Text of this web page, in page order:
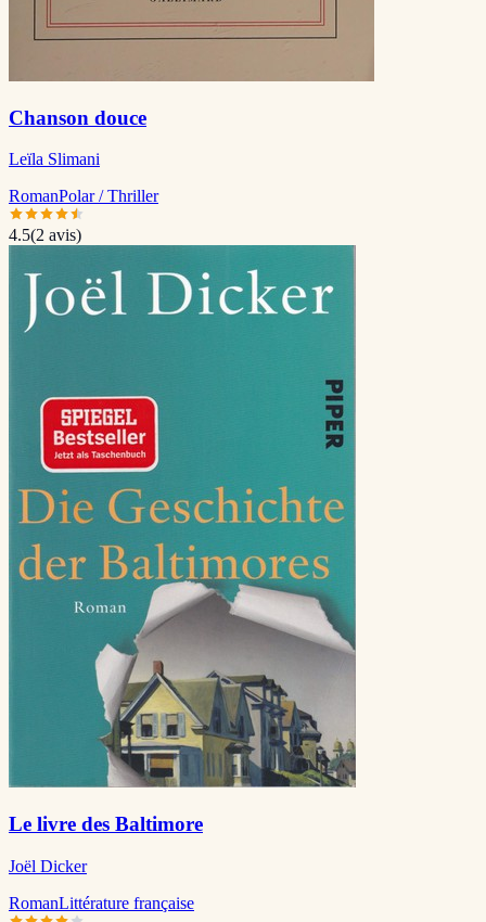
Chanson douce
Leïla Slimani
RomanPolar / Thriller
4.5(2 avis)
Le livre des Baltimore
Joël Dicker
RomanLittérature française